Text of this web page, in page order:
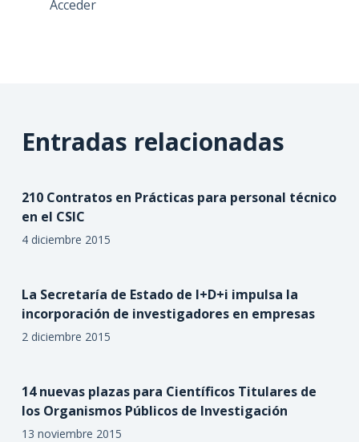
Acceder
Entradas relacionadas
210 Contratos en Prácticas para personal técnico
en el CSIC
4 diciembre 2015
La Secretaría de Estado de I+D+i impulsa la
incorporación de investigadores en empresas
2 diciembre 2015
14 nuevas plazas para Científicos Titulares de
los Organismos Públicos de Investigación
13 noviembre 2015